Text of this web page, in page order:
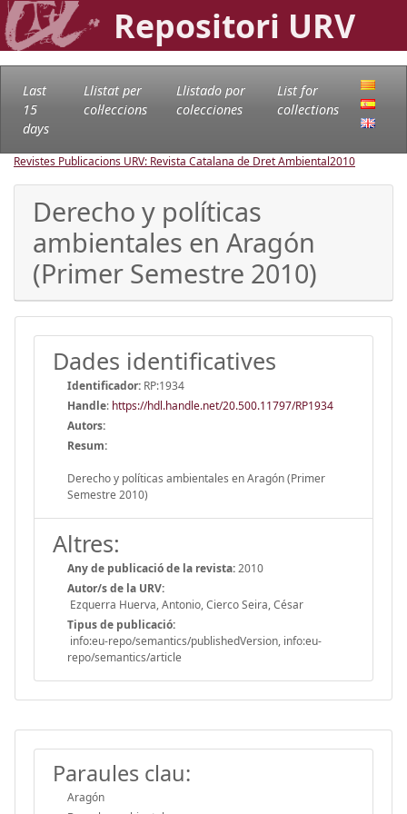
Repositori URV
Last
15
days
Llistat per
col·leccions
Llistado por
colecciones
List for
collections
Revistes Publicacions URV: Revista Catalana de Dret Ambiental2010
Derecho y políticas
ambientales en Aragón
(Primer Semestre 2010)
Dades identificatives
Identificador: RP:1934
Handle: https://hdl.handle.net/20.500.11797/RP1934
Autors:
Resum:
Derecho y políticas ambientales en Aragón (Primer
Semestre 2010)
Altres:
Any de publicació de la revista:2010
Autor/s de la URV:
Ezquerra Huerva, Antonio, Cierco Seira, César
Tipus de publicació:
info:eu-repo/semantics/publishedVersion, info:eu-
repo/semantics/article
Paraules clau:
Aragón